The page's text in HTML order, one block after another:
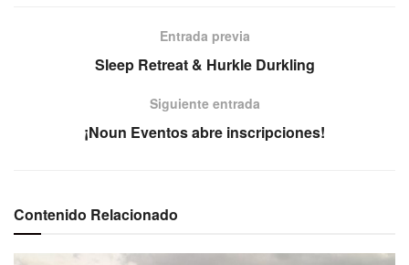
Entrada previa
Sleep Retreat & Hurkle Durkling
Siguiente entrada
¡Noun Eventos abre inscripciones!
Contenido Relacionado